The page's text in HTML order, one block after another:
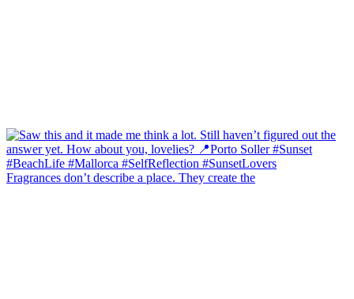
Fragrances don’t describe a place. They create the